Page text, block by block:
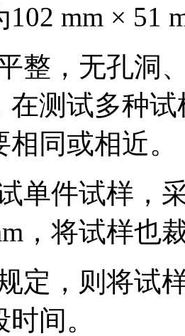
mm × 51
整，无孔洞
在测试多种
同或相近。
单件试样，
，将试样也
定，则将试
间。